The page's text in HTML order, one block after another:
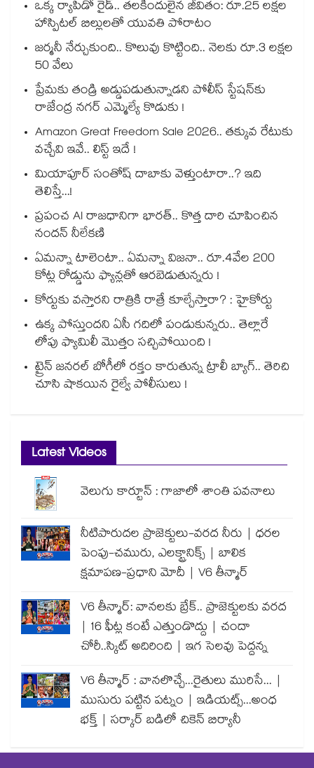
ఒక్క ర్యాపిడో రైడ్.. తలకిందులైన జీవితం: రూ.25 లక్షల
హాస్పిటల్ బిల్లులతో యువతి పోరాటం
జర్మనీ నేర్చుకుంది.. కొలువు కొట్టింది.. నెలకు రూ.3 లక్షల
50 వేలు
ప్రేమకు తండ్రి అడ్డుపడుతున్నాడని పోలీస్ స్టేషన్⁪కు
రాజేంద్ర నగర్ ఎమ్మెల్యే కొడుకు !
Amazon Great Freedom Sale 2026.. తక్కువ రేటుకు
వచ్చేవి ఇవే.. లిస్ట్ ఇదే !
మియాపూర్ సంతోష్ దాబాకు వెళ్తుంటారా..? ఇది
తెలిస్తే...!
ప్రపంచ AI రాజధానిగా భారత్.. కొత్త దారి చూపించిన
నందన్ నీలేకణి
ఏమన్నా టాలెంటా.. ఏమన్నా విజనా.. రూ.4వేల 200
కోట్ల రోడ్డును ఫ్యాన్లతో ఆరబెడుతున్నరు !
కోర్టుకు వస్తారని రాత్రికి రాత్రే కూల్చేస్తారా? : హైకోర్టు
ఉక్క పోస్తుందని ఏసీ గదిలో పండుకున్నరు.. తెల్లారే
లోపు ఫ్యామిలీ మొత్తం సచ్చిపోయింది !
ట్రైన్ జనరల్ బోగీలో రక్తం కారుతున్న ట్రాలీ బ్యాగ్.. తెరిచి
చూసి షాకయిన రైల్వే పోలీసులు !
Latest Videos
వెలుగు కార్టూన్ : గాజాలో శాంతి పవనాలు
నీటిపారుదల ప్రాజెక్టులు-వరద నీరు | ధరల
పెంపు-చమురు, ఎలక్ట్రానిక్స్ | బాలిక
క్షమాపణ-ప్రధాని మోదీ | V6 తీన్మార్
V6 తీన్మార్: వానలకు బ్రేక్.. ప్రాజెక్టులకు వరద
| 16 ఫీట్ల కంటే ఎత్తుండొద్దు | చందా
చోరీ..స్కిట్ అదిరింది | ఇగ సెలవు పెద్దన్న
V6 తీన్మార్ : వానలొచ్చే...రైతులు మురిసే... |
ముసురు పట్టిన పట్నం | ఇడియట్స్...అంధ
భక్త్ | సర్కార్ బడిలో చికెన్ బిర్యానీ